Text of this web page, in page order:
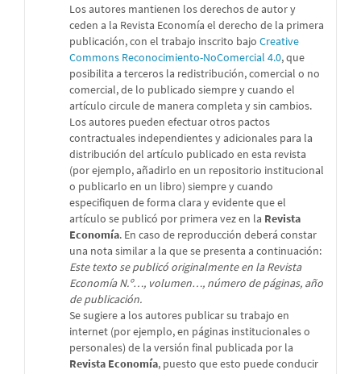
Los autores mantienen los derechos de autor y
ceden a la Revista Economía el derecho de la primera
publicación, con el trabajo inscrito bajo Creative
Commons Reconocimiento-NoComercial 4.0, que
posibilita a terceros la redistribución, comercial o no
comercial, de lo publicado siempre y cuando el
artículo circule de manera completa y sin cambios.
Los autores pueden efectuar otros pactos
contractuales independientes y adicionales para la
distribución del artículo publicado en esta revista
(por ejemplo, añadirlo en un repositorio institucional
o publicarlo en un libro) siempre y cuando
especifiquen de forma clara y evidente que el
artículo se publicó por primera vez en la Revista
Economía. En caso de reproducción deberá constar
una nota similar a la que se presenta a continuación:
Este texto se publicó originalmente en la Revista
Economía N.º…, volumen…, número de páginas, año
de publicación.
Se sugiere a los autores publicar su trabajo en
internet (por ejemplo, en páginas institucionales o
personales) de la versión final publicada por la
Revista Economía, puesto que esto puede conducir